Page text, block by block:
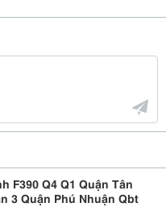
F390 Q4 Q1 Quận Tân
3 Quận Phú Nhuận Qbt